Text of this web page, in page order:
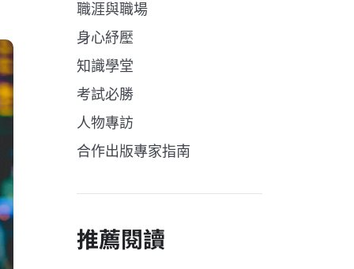
職涯與職場
身心紓壓
知識學堂
考試必勝
人物專訪
合作出版專家指南
推薦閱讀